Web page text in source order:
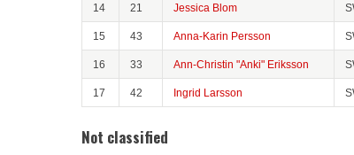
14 21 Jessica Blom
15 43 Anna-Karin Persson
16 33 Ann-Christin "Anki" Eriksson
17 42 Ingrid Larsson
Not classified